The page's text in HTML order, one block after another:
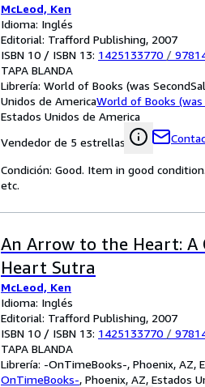
McLeod, Ken
Idioma: Inglés
Editorial: Trafford Publishing, 2007
ISBN 10 / ISBN 13: 1425133770 /
TAPA BLANDA
Librería: World of Books (was
Unidos de AmericaWorld of Books (was
Estados Unidos de America
Vendedor de 5 estrellas
Condición: Good. Item in good
etc.
An Arrow to the Heart:
Heart Sutra
McLeod, Ken
Idioma: Inglés
Editorial: Trafford Publishing, 2007
ISBN 10 / ISBN 13: 1425133770 /
TAPA BLANDA
Librería: -OnTimeBooks-, Phoenix, AZ,
OnTimeBooks-, Phoenix, AZ, Estados